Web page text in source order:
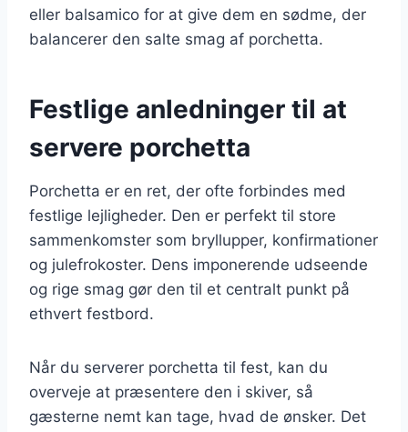
eller balsamico for at give dem en sødme, der
balancerer den salte smag af porchetta.
Festlige anledninger til at
servere porchetta
Porchetta er en ret, der ofte forbindes med
festlige lejligheder. Den er perfekt til store
sammenkomster som bryllupper, konfirmationer
og julefrokoster. Dens imponerende udseende
og rige smag gør den til et centralt punkt på
ethvert festbord.
Når du serverer porchetta til fest, kan du
overveje at præsentere den i skiver, så
gæsterne nemt kan tage, hvad de ønsker. Det